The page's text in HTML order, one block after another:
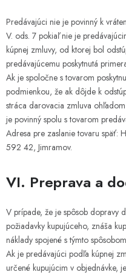
Predávajúci nie je povinný k
V. ods. 7 pokiaľ nie je
kúpnej zmluvy, od ktorej bol
predávajúcemu poskytnutá
Ak je spoločne s tovarom
podmienkou, že ak dôjde k
stráca darovacia zmluva
je povinný spolu s tovarom
Adresa pre zaslanie tovaru späť:
592 42, Jimramov.
VI. Preprava a
V prípade, že je spôsob dopravy
požiadavky kupujúceho, znáša
náklady spojené s týmto
Ak je predávajúci podľa kúpnej
určené kupujúcim v objednávke,